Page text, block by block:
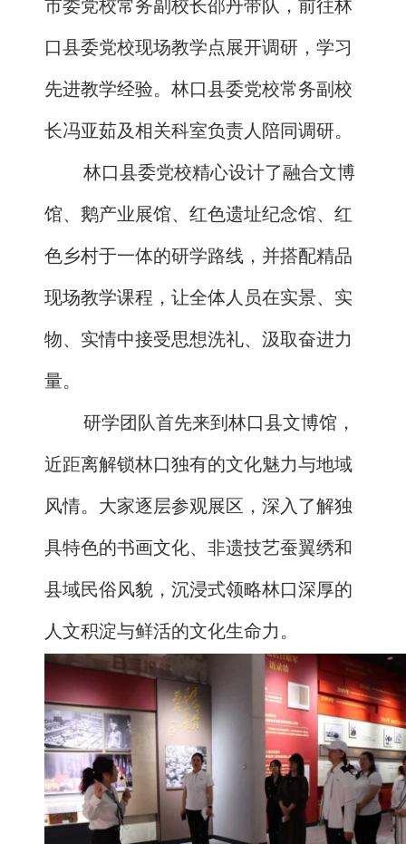
市委党校常务副校长邵丹带队，前往林
口县委党校现场教学点展开调研，学习
先进教学经验。林口县委党校常务副校
长冯亚茹及相关科室负责人陪同调研。
林口县委党校精心设计了融合文博
馆、鹅产业展馆、红色遗址纪念馆、红
色乡村于一体的研学路线，并搭配精品
现场教学课程，让全体人员在实景、实
物、实情中接受思想洗礼、汲取奋进力
量。
研学团队首先来到林口县文博馆，
近距离解锁林口独有的文化魅力与地域
风情。大家逐层参观展区，深入了解独
具特色的书画文化、非遗技艺蚕翼绣和
县域民俗风貌，沉浸式领略林口深厚的
人文积淀与鲜活的文化生命力。